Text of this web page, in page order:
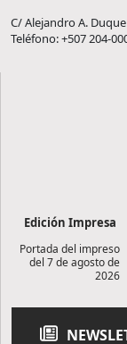
C/ Alejandro A.
Teléfono: +507 204-
Edición Impresa
Portada del impreso
del 7 de agosto de
2026